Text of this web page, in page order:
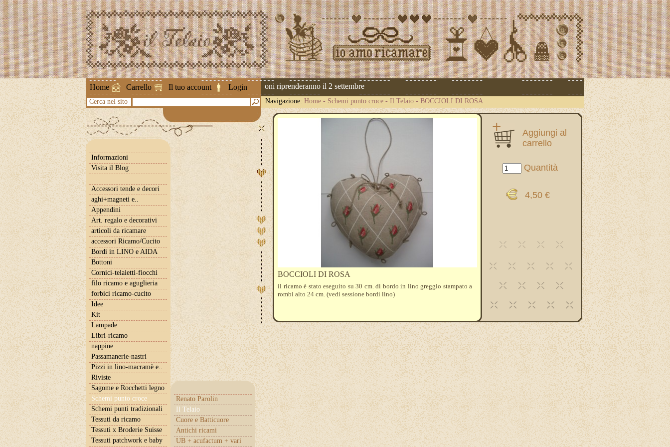
Home Carrello Il tuo account Login
Attenzione ! Le spedizioni riprenderanno il 2 settembre
Cerca nel sito Navigazione: Home - Schemi punto croce - Il Telaio - BOCCIOLI DI ROSA
Informazioni
Visita il Blog
Accessori tende e decori
aghi+magneti e..
Appendini
Art. regalo e decorativi
articoli da ricamare
accessori Ricamo/Cucito
Bordi in LINO e AIDA
Bottoni
Cornici-telaietti-fiocchi
filo ricamo e aguglieria
forbici ricamo-cucito
Idee
Kit
Lampade
Libri-ricamo
nappine
Passamanerie-nastri
Pizzi in lino-macramè e..
Riviste
Sagome e Rocchetti legno
Schemi punto croce
Renato Parolin
Il Telaio
Cuore e Batticuore
Antichi ricami
UB + acufactum + vari
Schemi punti tradizionali
Tessuti da ricamo
Tessuti x Broderie Suisse
Tessuti patchwork e baby
Aggiungi al
carrello
Quantità
4,50 €
BOCCIOLI DI ROSA
il ricamo è stato eseguito su 30 cm. di bordo in lino greggio stampato a
rombi alto 24 cm. (vedi sessione bordi lino)